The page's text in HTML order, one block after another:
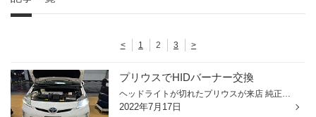
< 1 2 3 >
プリウスでHIDバーナー交換
2022年7月17日